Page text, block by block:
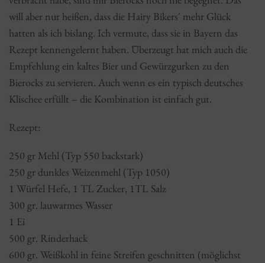
will aber nur heißen, dass die Hairy Bikers´ mehr Glück
hatten als ich bislang. Ich vermute, dass sie in Bayern das
Rezept kennengelernt haben. Überzeugt hat mich auch die
Empfehlung ein kaltes Bier und Gewürzgurken zu den
Bierocks zu servieren. Auch wenn es ein typisch deutsches
Klischee erfüllt – die Kombination ist einfach gut.
Rezept:
250 gr Mehl (Typ 550 backstark)
250 gr dunkles Weizenmehl (Typ 1050)
1 Würfel Hefe, 1 TL Zucker, 1TL Salz
300 gr. lauwarmes Wasser
1 Ei
500 gr. Rinderhack
600 gr. Weißkohl in feine Streifen geschnitten (möglichst